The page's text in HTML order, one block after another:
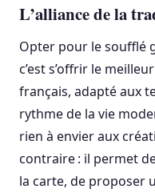
L’alliance de la
Opter pour le soufflé
c’est s’offrir le
français, adapté aux
rythme de la vie
rien à envier aux
contraire : il permet
la carte, de proposer